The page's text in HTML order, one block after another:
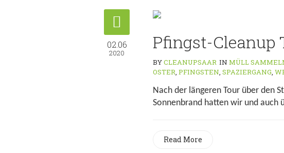
02.06
2020 Pfingst-Cleanup
BYCLEANUPSAAR IN MÜLL
OSTER, PFINGSTEN, SPAZIERGANG,
Nach der längeren Tour über den
Sonnenbrand hatten wir und auch
Read More